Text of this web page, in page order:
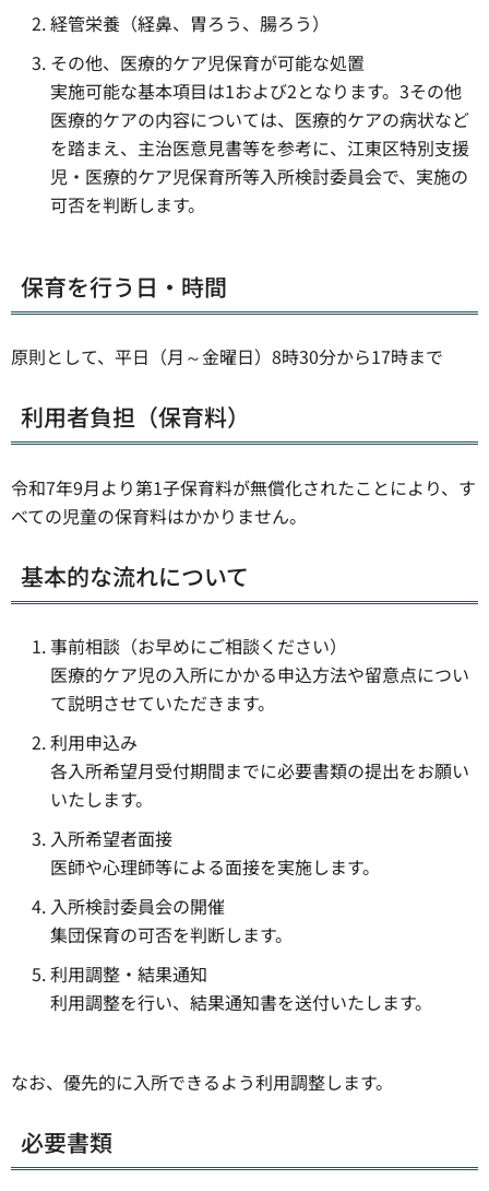
経管栄養（経鼻、胃ろう、腸ろう）
その他、医療的ケア児保育が可能な処置
実施可能な基本項目は1および2となります。3その他
医療的ケアの内容については、医療的ケアの病状など
を踏まえ、主治医意見書等を参考に、江東区特別支援
児・医療的ケア児保育所等入所検討委員会で、実施の
可否を判断します。
保育を行う日・時間
原則として、平日（月～金曜日）8時30分から17時まで
利用者負担（保育料）​
令和7年9月より第1子保育料が無償化されたことにより、す
べての児童の保育料はかかりません。
基本的な流れについて
事前相談（お早めにご相談ください）
医療的ケア児の入所にかかる申込方法や留意点につい
て説明させていただきます。
利用申込み
各入所希望月受付期間までに必要書類の提出をお願い
いたします。
入所希望者面接
医師や心理師等による面接を実施します。
入所検討委員会の開催
集団保育の可否を判断します。
利用調整・結果通知
利用調整を行い、結果通知書を送付いたします。
なお、優先的に入所できるよう利用調整します。
必要書類